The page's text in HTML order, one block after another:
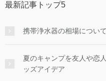
最新記事トップ5
携帯浄水器の相場につい
夏のキャンプを友人や恋
ッズアイデア